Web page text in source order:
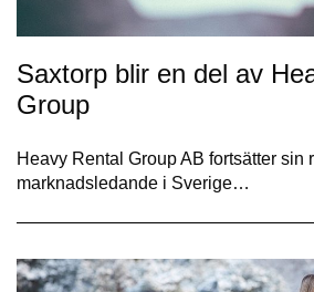
Saxtorp blir en del av
Group
Heavy Rental Group AB fortsätter sin
marknadsledande i Sverige…